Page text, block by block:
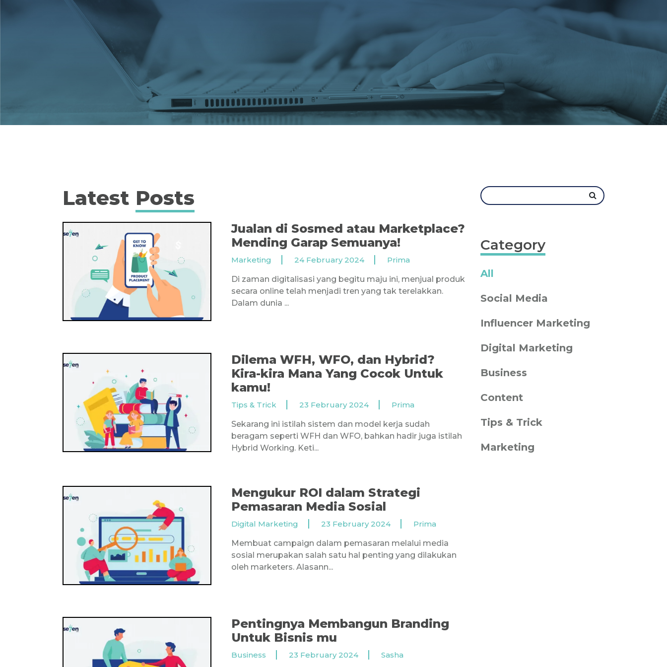
Latest Posts
Jualan di Sosmed atau Marketplace?
Mending Garap Semuanya!
Marketing 24 February 2024 Prima
Di zaman digitalisasi yang begitu maju ini, menjual produk
secara online telah menjadi tren yang tak terelakkan.
Dalam dunia ...
Dilema WFH, WFO, dan Hybrid?
Kira-kira Mana Yang Cocok Untuk
kamu!
Tips & Trick 23 February 2024 Prima
Sekarang ini istilah sistem dan model kerja sudah
beragam seperti WFH dan WFO, bahkan hadir juga istilah
Hybrid Working. Keti...
Mengukur ROI dalam Strategi
Pemasaran Media Sosial
Digital Marketing 23 February 2024 Prima
Membuat campaign dalam pemasaran melalui media
sosial merupakan salah satu hal penting yang dilakukan
oleh marketers. Alasann...
Pentingnya Membangun Branding
Untuk Bisnis mu
Business 23 February 2024 Sasha
Category
All
Social Media
Influencer Marketing
Digital Marketing
Business
Content
Tips & Trick
Marketing